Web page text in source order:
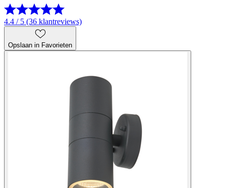
4.4 / 5 (36 klantreviews)
Opslaan in Favorieten